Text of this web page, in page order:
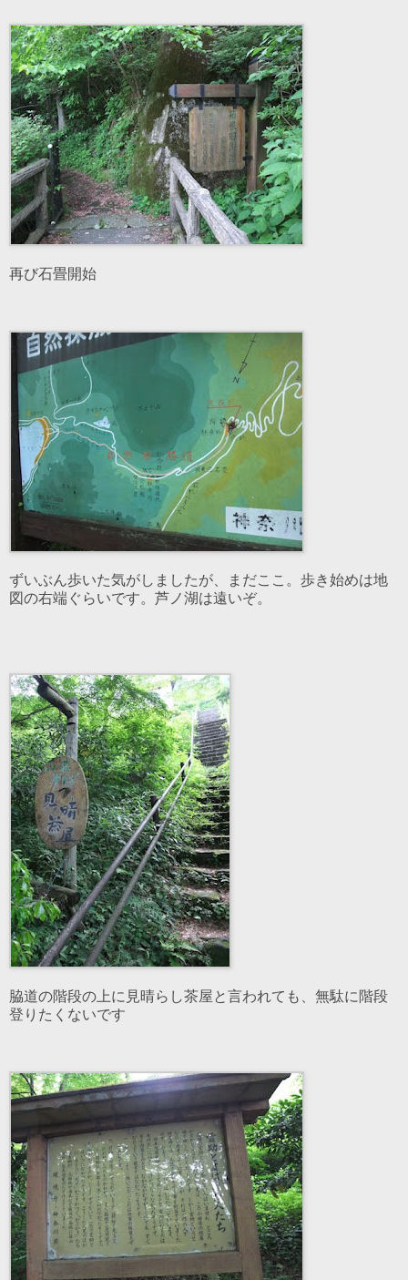
再び石畳開始
ずいぶん歩いた気がしましたが、まだここ。歩き始めは地
図の右端ぐらいです。芦ノ湖は遠いぞ。
脇道の階段の上に見晴らし茶屋と言われても、無駄に階段
登りたくないです